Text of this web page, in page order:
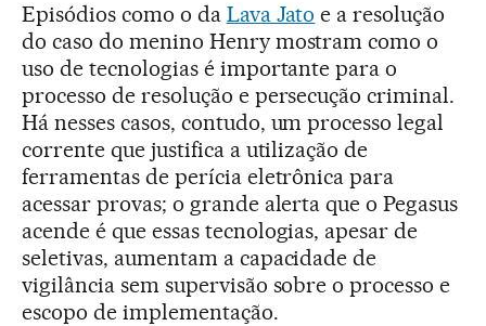
Episódios como o da Lava Jato e a resolução
do caso do menino Henry mostram como o
uso de tecnologias é importante para o
processo de resolução e persecução criminal.
Há nesses casos, contudo, um processo legal
corrente que justifica a utilização de
ferramentas de perícia eletrônica para
acessar provas; o grande alerta que o Pegasus
acende é que essas tecnologias, apesar de
seletivas, aumentam a capacidade de
vigilância sem supervisão sobre o processo e
escopo de implementação.